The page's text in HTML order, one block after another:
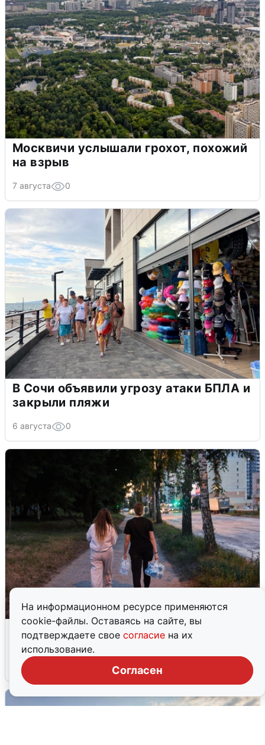
На информационном ресурсе применяются
cookie-файлы. Оставаясь на сайте, вы
подтверждаете свое согласие на их
использование.
Согласен
Москвичи услышали грохот, похожий
на взрыв
7 августа 0
В Сочи объявили угрозу атаки БПЛА и
закрыли пляжи
6 августа 0
Опубликована карта отключений
воды в Воронеже
6 августа